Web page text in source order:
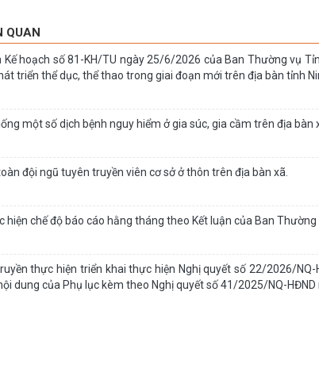
QUAN
Kế hoạch số 81-KH/TU ngày 25/6/2026 của Ban Thường vụ
triển thể dục, thể thao trong giai đoạn mới trên địa bàn tỉnh
một số dịch bệnh nguy hiểm ở gia súc, gia cầm trên địa
đội ngũ tuyên truyền viên cơ sở ở thôn trên địa bàn xã.
hiện chế độ báo cáo hằng tháng theo Kết luận của Ban
thực hiện triển khai thực hiện Nghị quyết số 22/2026/
dung của Phụ lục kèm theo Nghị quyết số 41/2025/NQ-